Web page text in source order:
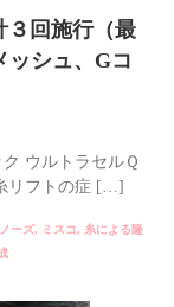
３回施行（最
ッシュ、Gコ
ウルトラセルＱ
リフトの症 […]
ーズ, ミスコ, 糸による隆